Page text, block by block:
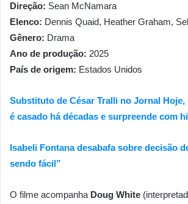
Direção: Sean McNamara
Elenco: Dennis Quaid, Heather Graham,
Gênero: Drama
Ano de produção: 2025
País de origem: Estados Unidos
Substituto de César Tralli no Jornal
é casado há décadas e surpreende com
Isabeli Fontana desabafa sobre decisão
sendo fácil”
O filme acompanha Doug White